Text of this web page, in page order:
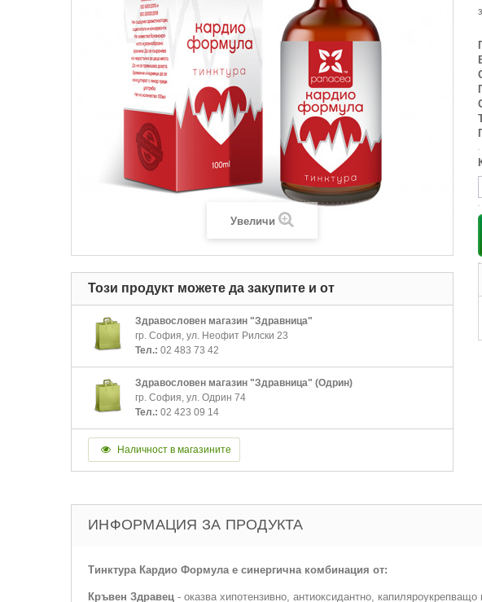
Увеличи
Този продукт можете да закупите и от
Здравословен магазин "Здравница"
гр. София, ул. Неофит Рилски 23
Тел.: 02 483 73 42
Здравословен магазин "Здравница" (Одрин)
гр. София, ул. Одрин 74
Тел.: 02 423 09 14
Наличност в магазините
ИНФОРМАЦИЯ ЗА ПРОДУКТА
Тинктура Кардио Формула е синергична комбинация от:
Кръвен Здравец - оказва хипотензивно, антиоксидантно,